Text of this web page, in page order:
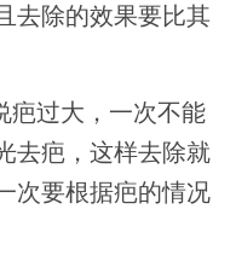
去除的效果要比其
疤过大，一次不能
去疤，这样去除就
次要根据疤的情况